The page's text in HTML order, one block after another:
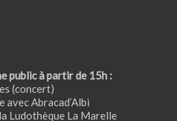
public à partir de 15h :
(concert)
avec Abracad’Albi
Ludothèque La Marelle